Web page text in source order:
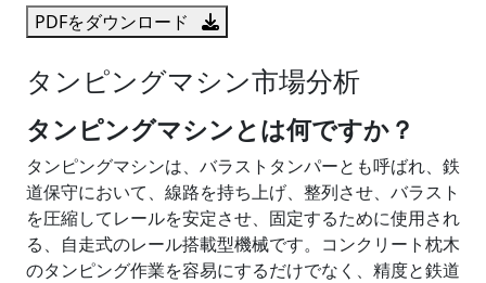
PDFをダウンロード
タンピングマシン市場分析
タンピングマシンとは何ですか？
タンピングマシンは、バラストタンパーとも呼ばれ、鉄
道保守において、線路を持ち上げ、整列させ、バラスト
を圧縮してレールを安定させ、固定するために使用され
る、自走式のレール搭載型機械です。コンクリート枕木
のタンピング作業を容易にするだけでなく、精度と鉄道